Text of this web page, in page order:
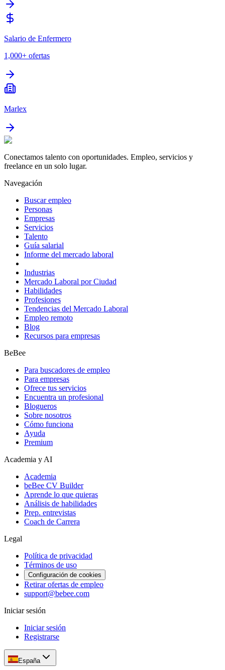
Salario de Enfermero
1,000+ ofertas
Marlex
Conectamos talento con oportunidades. Empleo, servicios y
freelance en un solo lugar.
Navegación
Buscar empleo
Personas
Empresas
Servicios
Talento
Guía salarial
Informe del mercado laboral
Industrias
Mercado Laboral por Ciudad
Habilidades
Profesiones
Tendencias del Mercado Laboral
Empleo remoto
Blog
Recursos para empresas
BeBee
Para buscadores de empleo
Para empresas
Ofrece tus servicios
Encuentra un profesional
Blogueros
Sobre nosotros
Cómo funciona
Ayuda
Premium
Academia y AI
Academia
beBee CV Builder
Aprende lo que quieras
Análisis de habilidades
Prep. entrevistas
Coach de Carrera
Legal
Política de privacidad
Términos de uso
Configuración de cookies
Retirar ofertas de empleo
support@bebee.com
Iniciar sesión
Iniciar sesión
Registrarse
España